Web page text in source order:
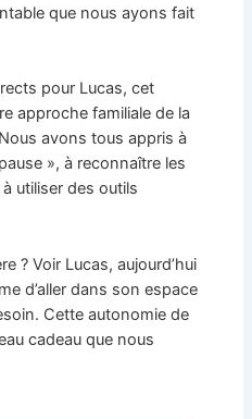
que nous ayons fait
pour Lucas, cet
approche familiale de la
avons tous appris à
», à reconnaître les
utiliser des outils
? Voir Lucas, aujourd’hui
d’aller dans son espace
Cette autonomie de
cadeau que nous